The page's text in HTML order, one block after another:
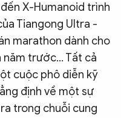
X-Humanoid trình
Tiangong Ultra -
marathon dành cho
năm trước… Tất cả
cuộc phô diễn kỹ
định về một sự
trong chuỗi cung